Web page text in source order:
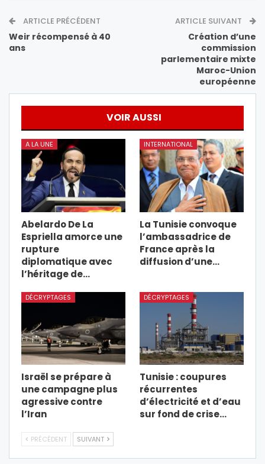
ARTICLE PRÉCÉDENT
Weir récompensé à 40
ans
ARTICLE SUIVANT
Création d’une
commission
parlementaire mixte
Maroc-Union
européenne
VOIR AUSSI
A LA UNE
Abelardo De La
Espriella amorce une
rupture
diplomatique avec
l’héritage de…
INTERNATIONAL
La Tunisie convoque
l’ambassadrice de
France après la
diffusion d’une…
DÉCRYPTAGES
Israël se prépare à
une campagne plus
agressive contre
l’Iran
DÉCRYPTAGES
Tunisie : coupures
récurrentes
d’électricité et d’eau
sur fond de crise…
PRÉCÉDENT SUIVANT